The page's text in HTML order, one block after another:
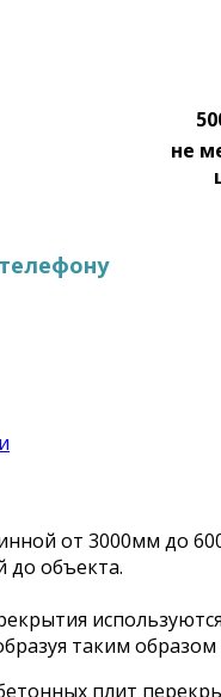
не
от 3000мм до
до объекта.
таким
плит